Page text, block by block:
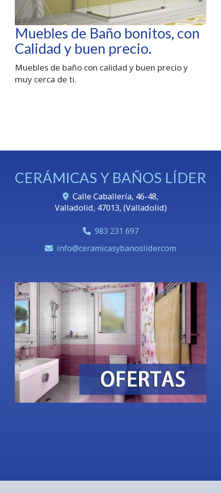
Muebles de Baño bonitos, con
Calidad y buen precio.
Muebles de baño con calidad y buen precio y
muy cerca de ti.
CERÁMICAS Y BAÑOS LÍDER
Calle Caballería, 46-48,
Valladolid, 47013, (Valladolid)
983 231 697
info
ceramicasybanoslider.com